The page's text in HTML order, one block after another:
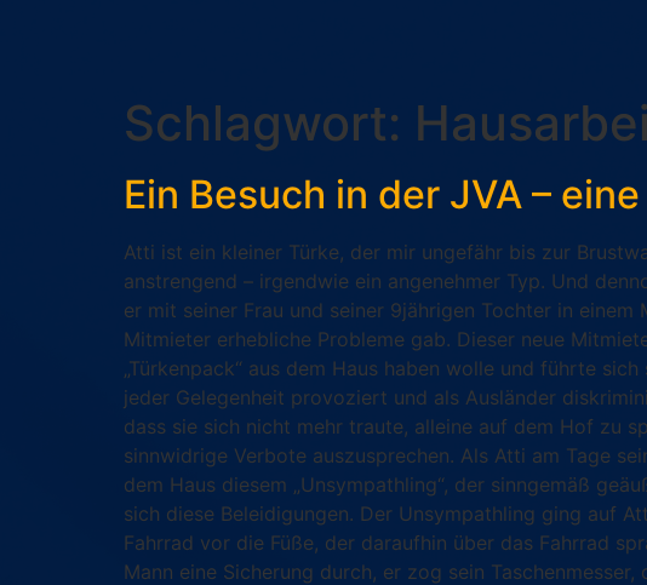
Schlagwort:
Ein Besuch in der JVA –
Atti ist ein kleiner Türke, der mir ungefähr bis zur
anstrengend – irgendwie ein angenehmer Typ. Und
er mit seiner Frau und seiner 9jährigen Tochter in
Mitmieter erhebliche Probleme gab. Dieser neue
„Türkenpack“ aus dem Haus haben wolle und führte
jeder Gelegenheit provoziert und als Ausländer
dass sie sich nicht mehr traute, alleine auf dem Hof zu
sinnwidrige Verbote auszusprechen. Als Atti am Tage
dem Haus diesem „Unsympathling“, der sinngemäß
sich diese Beleidigungen. Der Unsympathling ging auf
Fahrrad vor die Füße, der daraufhin über das Fahrrad
Mann eine Sicherung durch, er zog sein